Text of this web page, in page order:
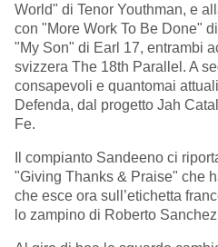
World" di Tenor Youthman, e
con "More Work To Be Done"
"My Son" di Earl 17, entrambi
svizzera The 18th Parallel. A
consapevoli e quantomai
Defenda, dal progetto Jah
Fe.
Il compianto Sandeeno ci
"Giving Thanks & Praise" che
che esce ora sull’etichetta
lo zampino di Roberto